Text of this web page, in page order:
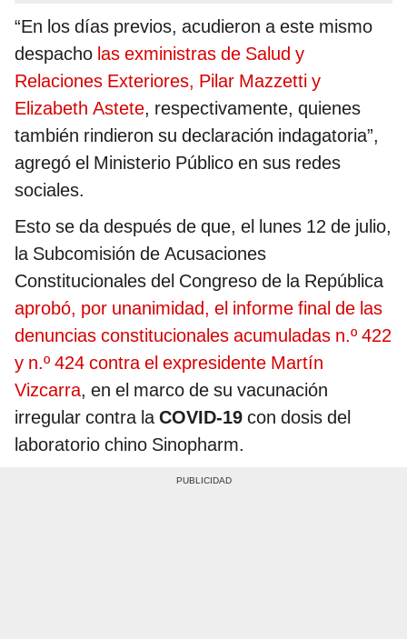
“En los días previos, acudieron a este mismo
despacho las exministras de Salud y
Relaciones Exteriores, Pilar Mazzetti y
Elizabeth Astete, respectivamente, quienes
también rindieron su declaración indagatoria”,
agregó el Ministerio Público en sus redes
sociales.
Esto se da después de que, el lunes 12 de julio,
la Subcomisión de Acusaciones
Constitucionales del Congreso de la República
aprobó, por unanimidad, el informe final de las
denuncias constitucionales acumuladas n.º 422
y n.º 424 contra el expresidente Martín
Vizcarra, en el marco de su vacunación
irregular contra laCOVID-19 con dosis del
laboratorio chino Sinopharm.